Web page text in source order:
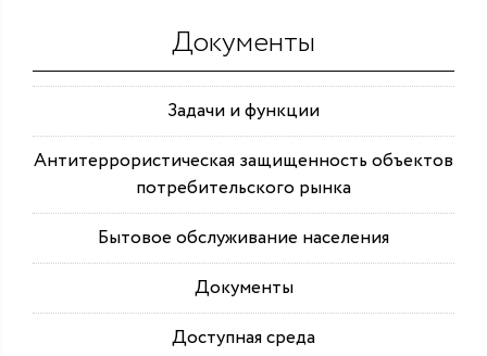
Документы
Задачи и функции
Антитеррористическая защищенность объектов
потребительского рынка
Бытовое обслуживание населения
Документы
Доступная среда